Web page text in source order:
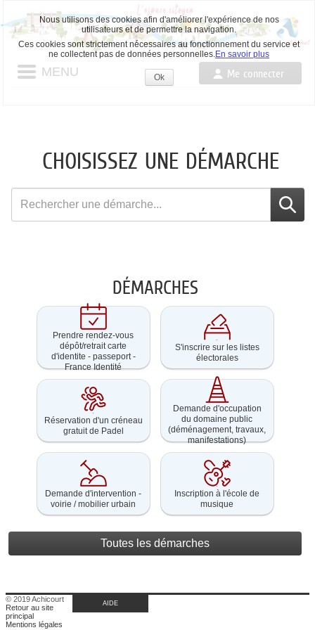
Nous utilisons des cookies afin d'améliorer l'expérience de nos
utilisateurs et de permettre la navigation.
Ces cookies sont strictement nécessaires au fonctionnement du service et
ne collectent pas de données personnelles.En savoir plus
Ok
Accepter
MENU Me connecter
CHOISISSEZ UNE DÉMARCHE
Rechercher
une
démarche
DÉMARCHES
Prendre
rendez-
vous
dépôt/retrait
carte
d'identite
-
passeport
-
France
Identité
Prendre rendez-vous
dépôt/retrait carte
d'identite - passeport -
France Identité
S'inscrire
sur
les
listes
électorales
S'inscrire sur les listes
électorales
Réservation
d'un
créneau
gratuit
de
Réservation d'un créneau
gratuit de Padel
Demande
d'occupation
du
domaine
public
(déménagement,
travaux,
manifestations)
Demande d'occupation
du domaine public
(déménagement, travaux,
manifestations)
Demande
d'intervention
-
voirie
mobilier
urbain
Demande d'intervention -
voirie / mobilier urbain
Inscription
à
l'école
de
Inscription à l'école de
musique
Toutes les démarches
© 2019 Achicourt
Retour au site
principal
Mentions légales
AIDE